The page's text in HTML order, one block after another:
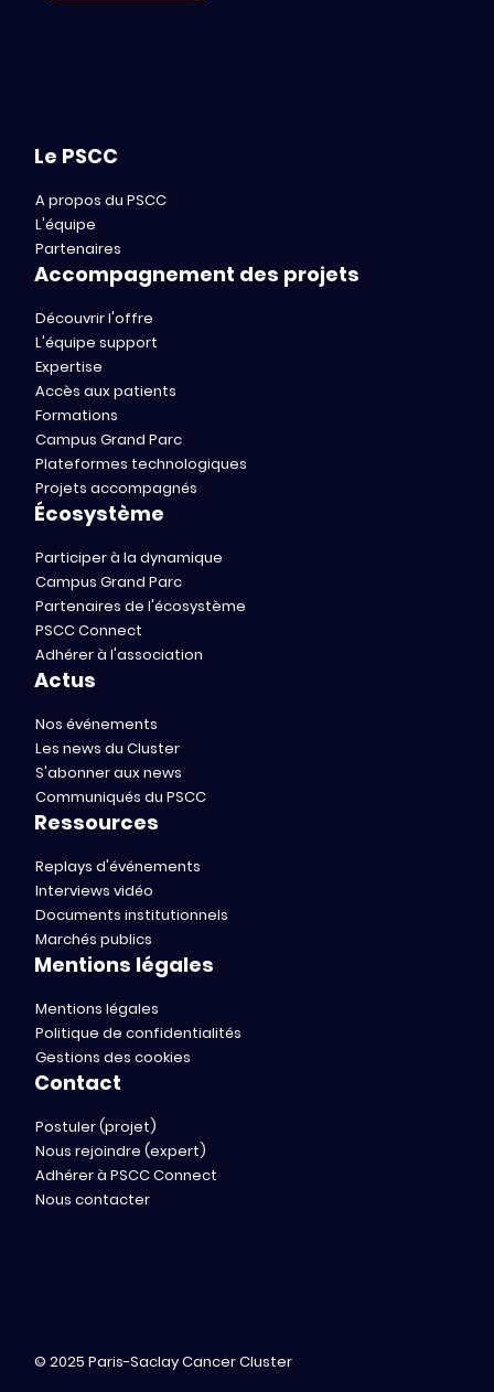
Le PSCC
A propos du PSCC
L'équipe
Partenaires
Accompagnement des projets
Découvrir l'offre
L'équipe support
Expertise
Accès aux patients
Formations
Campus Grand Parc
Plateformes technologiques
Projets accompagnés
Écosystème
Participer à la dynamique
Campus Grand Parc
Partenaires de l'écosystème
PSCC Connect
Adhérer à l'association
Actus
Nos événements
Les news du Cluster
S'abonner aux news
Communiqués du PSCC
Ressources
Replays d'événements
Interviews vidéo
Documents institutionnels
Marchés publics
Mentions légales
Mentions légales
Politique de confidentialités
Gestions des cookies
Contact
Postuler (projet)
Nous rejoindre (expert)
Adhérer à PSCC Connect
Nous contacter
© 2025 Paris-Saclay Cancer Cluster